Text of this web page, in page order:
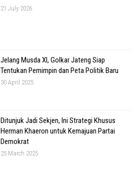
21 July 2026
Jelang Musda XI, Golkar Jateng Siap
Tentukan Pemimpin dan Peta Politik Baru
30 April 2025
Ditunjuk Jadi Sekjen, Ini Strategi Khusus
Herman Khaeron untuk Kemajuan Partai
Demokrat
25 March 2025